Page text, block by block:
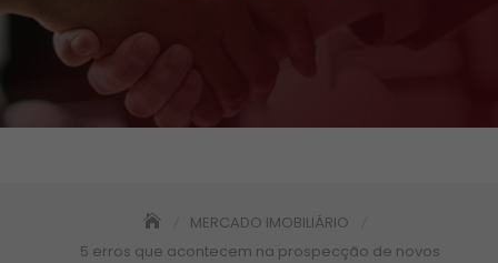
MERCADO IMOBILIÁRIO
5 erros que acontecem na prospecção de novos